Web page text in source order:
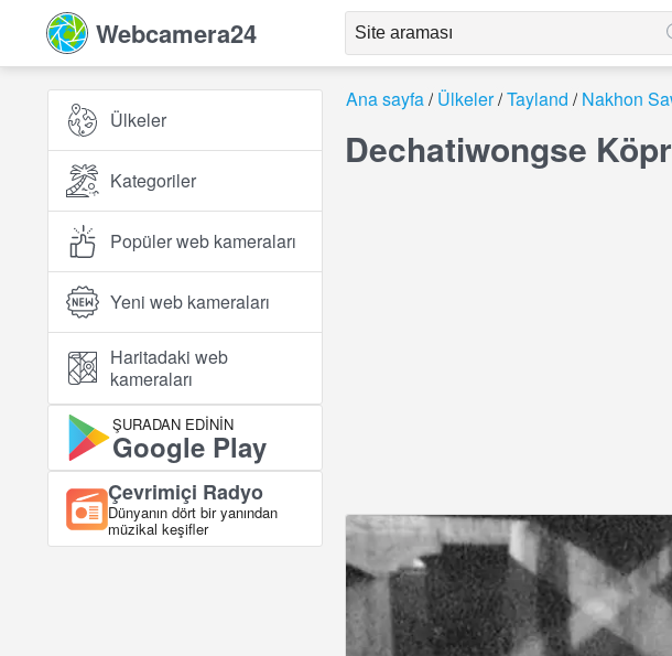
Webcamera24
Ülkeler
Kategoriler
Popüler web kameraları
Yeni web kameraları
Haritadaki web
kameraları
ŞURADAN EDININ
Google Play
Çevrimiçi Radyo
Dünyanın dört bir yanından
müzikal keşifler
Ana sayfa Ülkeler Tayland Nakhon
Dechatiwongse